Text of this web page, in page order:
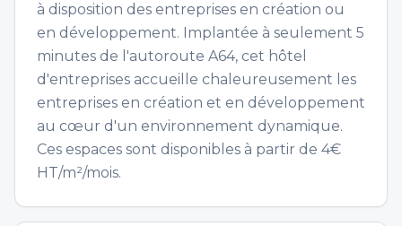
à disposition des entreprises en création ou
en développement. Implantée à seulement 5
minutes de l'autoroute A64, cet hôtel
d'entreprises accueille chaleureusement les
entreprises en création et en développement
au cœur d'un environnement dynamique.
Ces espaces sont disponibles à partir de 4€
HT/m²/mois.